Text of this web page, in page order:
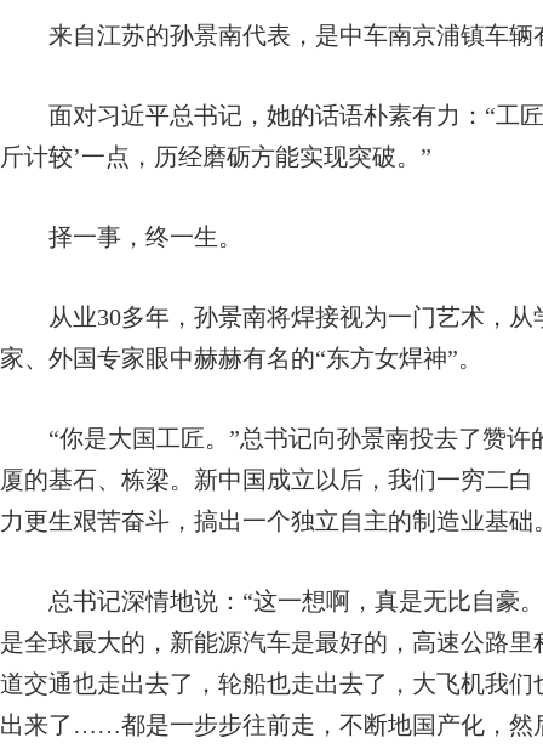
来自江苏的孙景南代表，是中车南京浦镇车辆
面对习近平总书记，她的话语朴素有力：“工匠
斤计较’一点，历经磨砺方能实现突破。”
择一事，终一生。
从业30多年，孙景南将焊接视为一门艺术，从
家、外国专家眼中赫赫有名的“东方女焊神”。
“你是大国工匠。”总书记向孙景南投去了赞许
厦的基石、栋梁。新中国成立以后，我们一穷二
力更生艰苦奋斗，搞出一个独立自主的制造业基础
总书记深情地说：“这一想啊，真是无比自豪
是全球最大的，新能源汽车是最好的，高速公路
道交通也走出去了，轮船也走出去了，大飞机我们
出来了……都是一步步往前走，不断地国产化，然